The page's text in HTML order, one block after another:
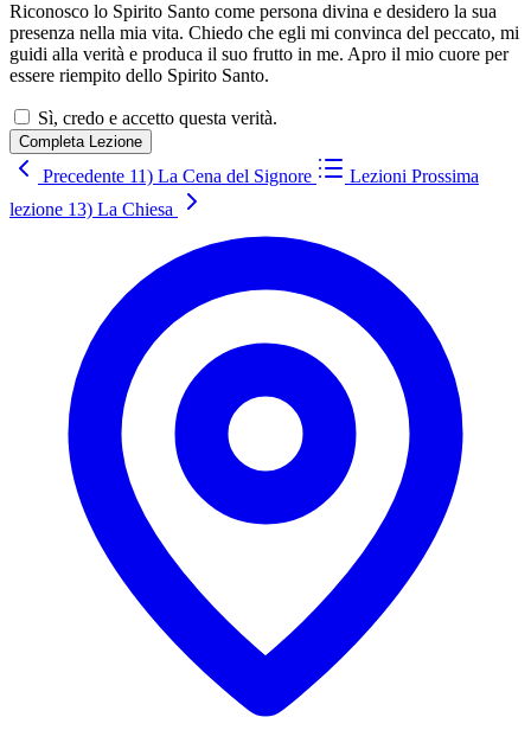
Riconosco lo Spirito Santo come persona divina e desidero la sua
presenza nella mia vita. Chiedo che egli mi convinca del peccato, mi
guidi alla verità e produca il suo frutto in me. Apro il mio cuore per
essere riempito dello Spirito Santo.
Sì, credo e accetto questa verità.
Completa Lezione
Precedente 11) La Cena del Signore Lezioni Prossima
lezione 13) La Chiesa